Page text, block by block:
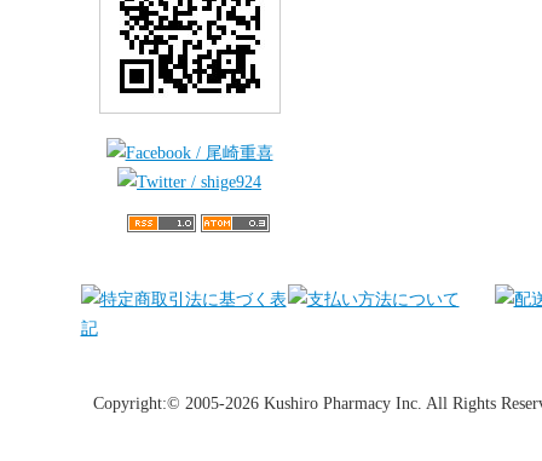
Copyright:© 2005-2026 Kushiro Pharmacy Inc. All Rights